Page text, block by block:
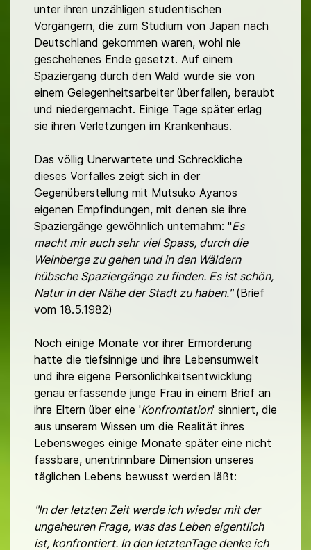
unter ihren unzähligen studentischen
Vorgängern, die zum Studium von Japan nach
Deutschland gekommen waren, wohl nie
geschehenes Ende gesetzt. Auf einem
Spaziergang durch den Wald wurde sie von
einem Gelegenheitsarbeiter überfallen, beraubt
und niedergemacht. Einige Tage später erlag
sie ihren Verletzungen im Krankenhaus.
Das völlig Unerwartete und Schreckliche
dieses Vorfalles zeigt sich in der
Gegenüberstellung mit Mutsuko Ayanos
eigenen Empfindungen, mit denen sie ihre
Spaziergänge gewöhnlich unternahm: "Es
macht mir auch sehr viel Spass, durch die
Weinberge zu gehen und in den Wäldern
hübsche Spaziergänge zu finden. Es ist schön,
Natur in der Nähe der Stadt zu haben."(Brief
vom 18.5.1982)
Noch einige Monate vor ihrer Ermorderung
hatte die tiefsinnige und ihre Lebensumwelt
und ihre eigene Persönlichkeitsentwicklung
genau erfassende junge Frau in einem Brief an
ihre Eltern über eine 'Konfrontation' sinniert, die
aus unserem Wissen um die Realität ihres
Lebensweges einige Monate später eine nicht
fassbare, unentrinnbare Dimension unseres
täglichen Lebens bewusst werden läßt:
"In der letzten Zeit werde ich wieder mit der
ungeheuren Frage, was das Leben eigentlich
ist, konfrontiert. In den letztenTage denke ich